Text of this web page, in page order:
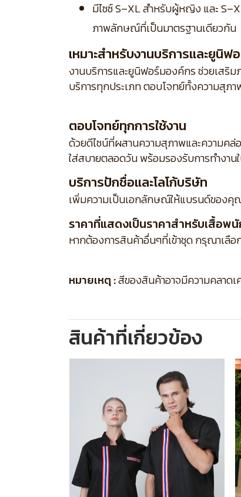
มีไซซ์ S–XL สำหรับผู้หญิง และ
ภาพลักษณ์ที่เป็นมาตรฐานเดียวกัน
เหมาะสำหรับงานบริการและยู
งานบริการและยูนิฟอร์มองค์กร ช่วยเสริ
บริการทุกประเภท ตอบโจทย์ทั้งความสุภา
ตอบโจทย์ทุกการใช้งาน
ด้วยดีไซน์ที่ผสานความสุภาพและความคล่
ใส่สบายตลอดวัน พร้อมรองรับการทำงา
บริการปักชื่อและโลโก้บริษัท
เพิ่มความเป็นเอกลักษณ์ให้แบรนด์ของ
ราคาที่แสดงเป็นราคาสำหรับเสื้อพ
หากต้องการสินค้าอื่นๆที่เข้าชุด กรุณาเลื
หมายเหตุ :สีของสินค้าอาจมีความคลาด
สินค้าที่เกี่ยวข้อง